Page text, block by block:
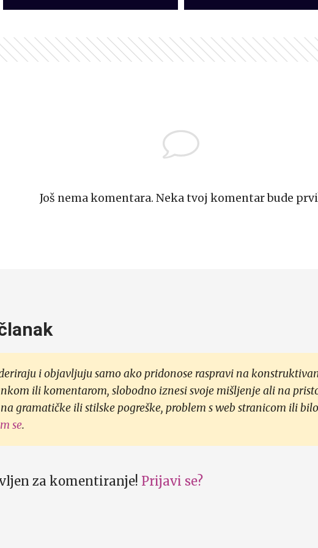
Još nema komentara. Neka tvoj komentar bude
i objavljuju samo ako pridonose raspravi na
ili komentarom, slobodno iznesi svoje mišljenje ali na
gramatičke ili stilske pogreške, problem s web stranicom ili
se.
za komentiranje! Prijavi se?